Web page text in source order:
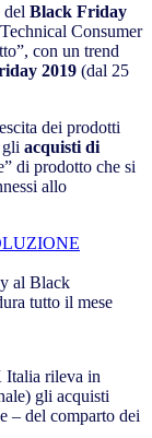
del Black Friday
Consumer
con un trend
2019 (dal 25
dei prodotti
gli acquisti di
di prodotto che si
allo
Italia rileva in
gli acquisti
– del comparto dei